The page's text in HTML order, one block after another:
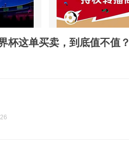
杯这单买卖，到底值不值？